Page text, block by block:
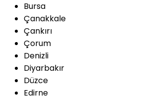
Bursa
Çanakkale
Çankırı
Çorum
Denizli
Diyarbakır
Düzce
Edirne